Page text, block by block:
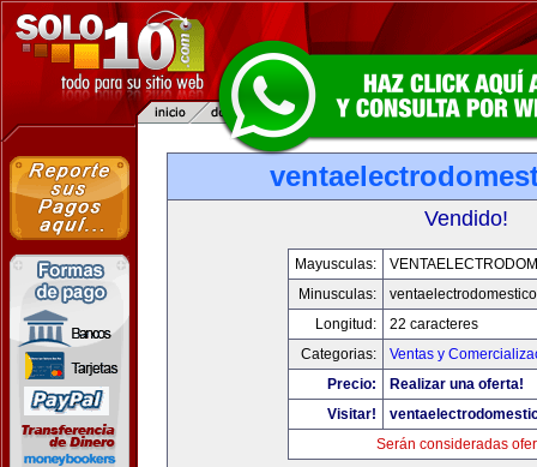
Vendido!
Mayusculas:
Minusculas:
Longitud:
22 caracteres
Categorias:
Ventas y
Precio:
Realizar una oferta!
Visitar!
Serán consideradas